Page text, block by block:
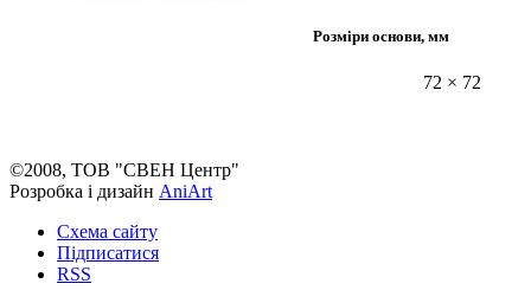
Розміри основи, мм
72 × 72
©2008, ТОВ "СВЕН Центр"
Розробка і дизайн AniArt
Схема сайту
Підписатися
RSS